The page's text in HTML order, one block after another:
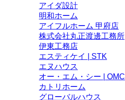
アイダ設計
明和ホーム
アイフルホーム 甲府店
株式会社丸正渡邊工務所
伊東工務店
エスティケイ | STK
エヌハウス
オー・エム・シー | OMC
カトリホーム
グローバルハウス